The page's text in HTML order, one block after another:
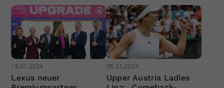
18.01.2024
Lexus neuer
08.01.2024
Upper Austria Ladies